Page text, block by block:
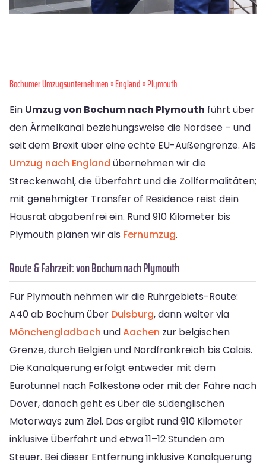
Bochumer Umzugsunternehmen»England» Plymouth
Ein Umzug von Bochum nach Plymouth führt über
den Ärmelkanal beziehungsweise die Nordsee – und
seit dem Brexit über eine echte EU-Außengrenze. Als
Umzug nach England übernehmen wir die
Streckenwahl, die Überfahrt und die Zollformalitäten;
mit genehmigter Transfer of Residence reist dein
Hausrat abgabenfrei ein. Rund 910 Kilometer bis
Plymouth planen wir als Fernumzug.
Route & Fahrzeit: von Bochum nach Plymouth
Für Plymouth nehmen wir die Ruhrgebiets-Route:
A40 ab Bochum über Duisburg, dann weiter via
Mönchengladbach undAachen zur belgischen
Grenze, durch Belgien und Nordfrankreich bis Calais.
Die Kanalquerung erfolgt entweder mit dem
Eurotunnel nach Folkestone oder mit der Fähre nach
Dover, danach geht es über die südenglischen
Motorways zum Ziel. Das ergibt rund 910 Kilometer
inklusive Überfahrt und etwa 11–12 Stunden am
Steuer. Bei dieser Entfernung inklusive Kanalquerung